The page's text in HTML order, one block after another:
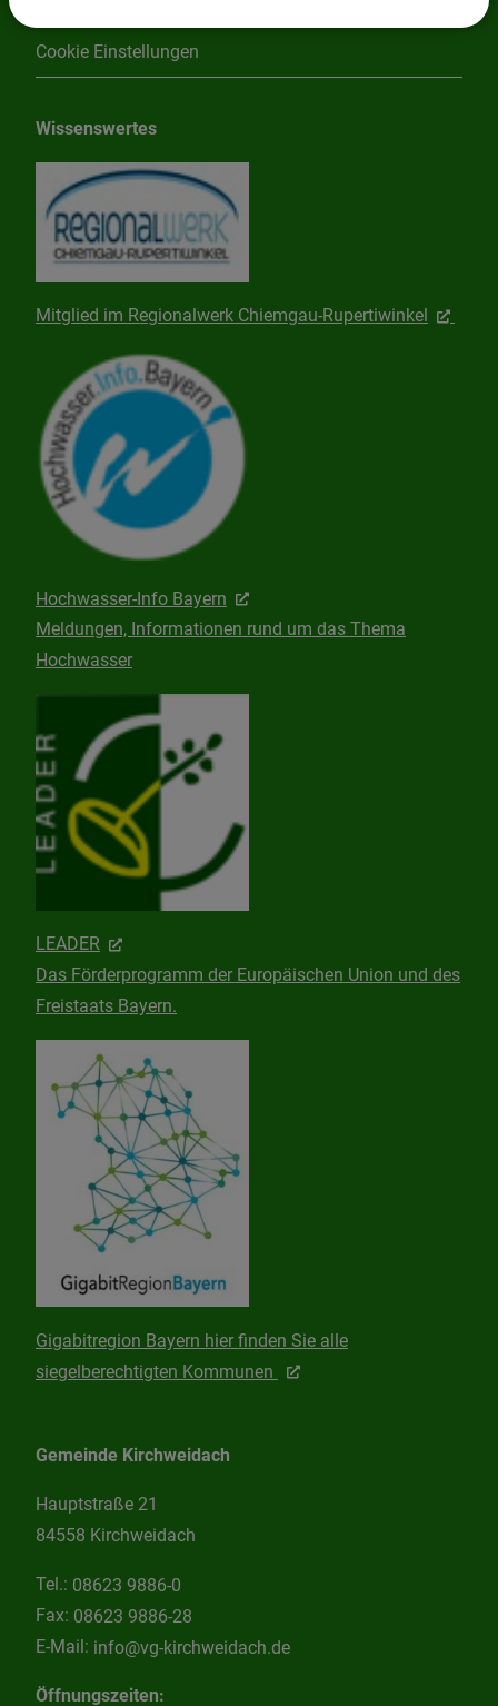
Cookie Einstellungen
Wissenswertes
Mitglied im Regionalwerk Chiemgau-Rupertiwinkel
Hochwasser-Info Bayern
Meldungen, Informationen rund um das Thema
Hochwasser
LEADER
Das Förderprogramm der Europäischen Union und des
Freistaats Bayern.
Gigabitregion Bayern hier finden Sie alle
siegelberechtigten Kommunen
Gemeinde Kirchweidach
Hauptstraße 21
84558 Kirchweidach
Tel.: 08623 9886-0
Fax: 08623 9886-28
E-Mail: info@vg-kirchweidach.de
Öffnungszeiten: